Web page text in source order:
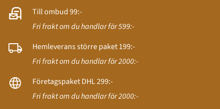
Till ombud 99:-
Fri frakt om du handlar för 599:-
Hemleverans större paket 199:-
Fri frakt om du handlar för 2000:-
Företagspaket DHL 299:-
Fri frakt om du handlar för 2000:-